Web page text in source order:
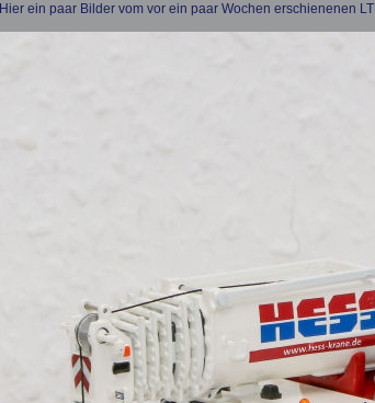
Hier ein paar Bilder vom vor ein paar Wochen erschienenen